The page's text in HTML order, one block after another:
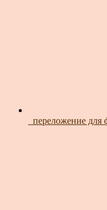
_переложение